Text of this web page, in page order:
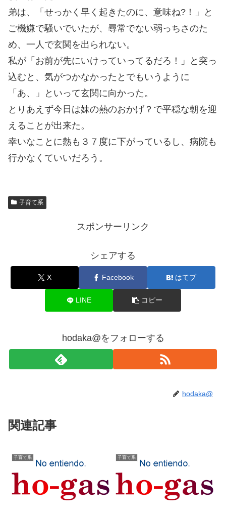
弟は、「せっかく早く起きたのに、意味ね?！」と
ご機嫌で騒いでいたが、尋常でない弱っちさのた
め、一人で玄関を出られない。
私が「お前が先にいけっていってるだろ！」と突っ
込むと、気がつかなかったとでもいうように
「あ、」といって玄関に向かった。
とりあえず今日は妹の熱のおかげ？で平穏な朝を迎
えることが出来た。
幸いなことに熱も３７度に下がっているし、病院も
行かなくていいだろう。
子育て系
スポンサーリンク
シェアする
X Facebook はてブ
LINE コピー
hodaka@をフォローする
hodaka@
関連記事
子育て系 子育て系